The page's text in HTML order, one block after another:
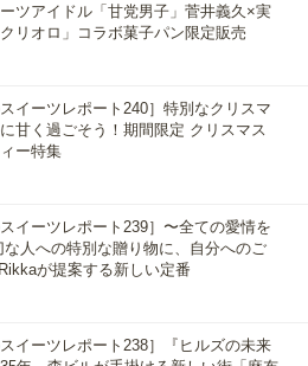
ツアイドル「甘党男子」菅井義久×実
リオロ」コラボ菓子パン限定販売
スイーツレポート240］特別なクリスマ
甘く過ごそう！期間限定 クリスマス
ー特集
スイーツレポート239］〜全ての愛情を
人への特別な贈り物に、自分へのご
が提案する新しい定番
スイーツレポート238］『ヒルズの未来